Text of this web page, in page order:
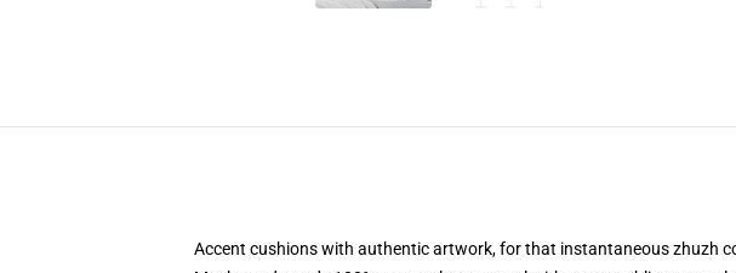
Accent cushions with authentic artwork, for that instantaneous zhuzh